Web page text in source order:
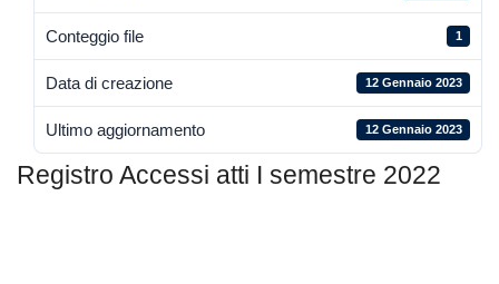
Conteggio file 1
Data di creazione 12 Gennaio 2023
Ultimo aggiornamento 12 Gennaio 2023
Registro Accessi atti I semestre 2022